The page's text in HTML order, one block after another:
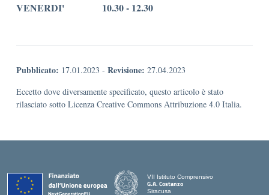
VENERDI' 10.30 - 12.30
Pubblicato: 17.01.2023 - Revisione: 27.04.2023
Eccetto dove diversamente specificato, questo articolo è stato
rilasciato sotto Licenza Creative Commons Attribuzione 4.0 Italia.
VII Istituto Comprensivo
G.A. Costanzo
Siracusa